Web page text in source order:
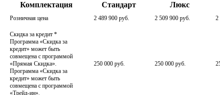
Комплектация
Стандарт Люкс
Розничная цена 2 489 900 руб. 2 509 900 руб. 2
Скидка за кредит *
Программа «Скидка за
кредит» может быть
совмещена с программой
«Прямая Скидка».
Программа «Скидка за
кредит» может быть
совмещена с программой
«Трейд-ин».
250 000 руб. 250 000 руб.